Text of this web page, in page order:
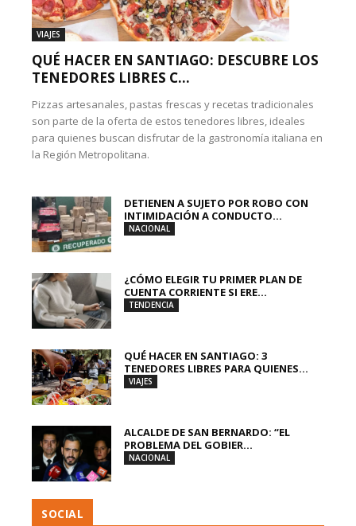
VIAJES
QUÉ HACER EN SANTIAGO: DESCUBRE LOS
TENEDORES LIBRES C...
Pizzas artesanales, pastas frescas y recetas tradicionales
son parte de la oferta de estos tenedores libres, ideales
para quienes buscan disfrutar de la gastronomía italiana en
la Región Metropolitana.
DETIENEN A SUJETO POR ROBO CON
INTIMIDACIÓN A CONDUCTO...
NACIONAL
¿CÓMO ELEGIR TU PRIMER PLAN DE
CUENTA CORRIENTE SI ERE...
TENDENCIA
QUÉ HACER EN SANTIAGO: 3
TENEDORES LIBRES PARA QUIENES...
VIAJES
ALCALDE DE SAN BERNARDO: “EL
PROBLEMA DEL GOBIER...
NACIONAL
SOCIAL